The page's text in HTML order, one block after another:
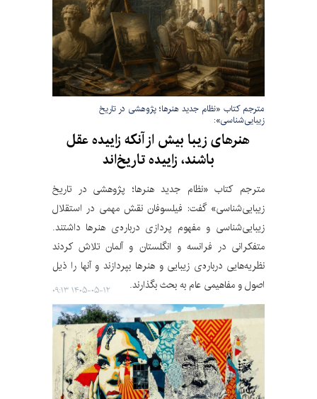
مترجم کتاب «نظام جدید هنرها؛ پژوهشی در تاریخ
زیبایی‌شناسی»:
هنرهای زیبا بیش از آنکه زاییده عقل
باشند، زاییده تاریخ‌اند
مترجم کتاب «نظام جدید هنرها؛ پژوهشی در تاریخ
زیبایی‌شناسی» گفت: فیلسوفان نقش مهمی در استقلال
زیبایی‌شناسی و مفهوم پردازی درباره‌ی هنرها داشتند.
متفکرانی در فرانسه و انگلستان و آلمان تلاش کردند
نظریه‌هایی درباره‌ی زیبایی و هنرها بپردازند و آنها را ذیل
اصول و مفاهیمی عام به بحث بگذارند.
۱۴۰۵-۰۵-۱۲ ۰۹:۱۳